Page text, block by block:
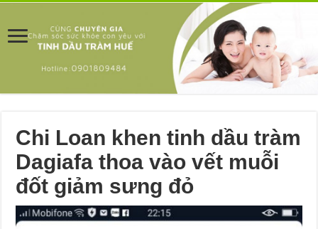
Chi Loan khen tinh dầu tràm
Dagiafa thoa vào vết muỗi
đốt giảm sưng đỏ